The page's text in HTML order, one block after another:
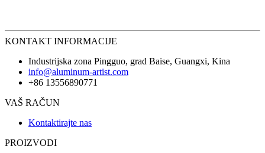
KONTAKT INFORMACIJE
Industrijska zona Pingguo, grad Baise, Guangxi, Kina
info@aluminum-artist.com
+86 13556890771
VAŠ RAČUN
Kontaktirajte nas
PROIZVODI